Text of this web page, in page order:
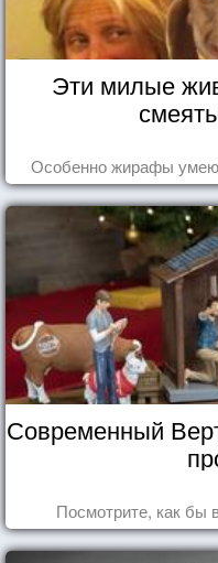
Эти милые
Особенно жирафы
Современный
Посмотрите, как бы